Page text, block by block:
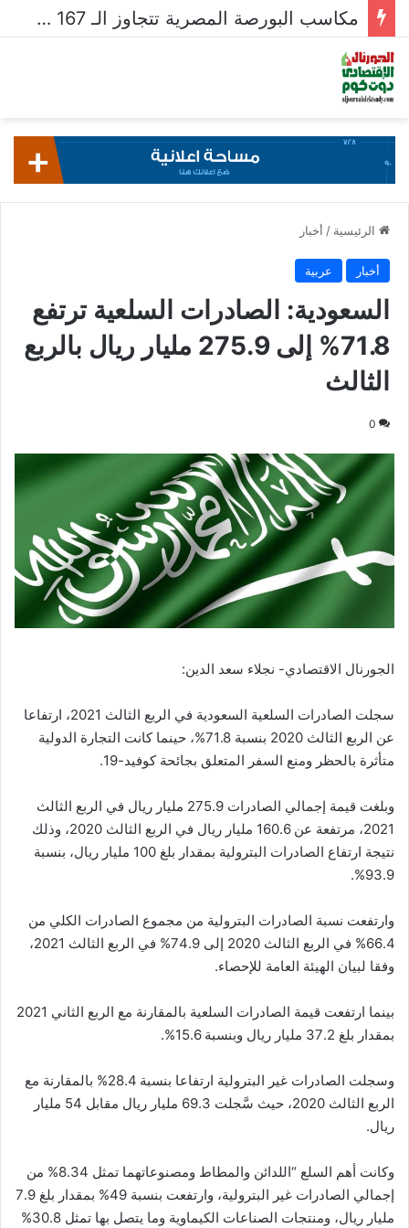
مكاسب البورصة المصرية تتجاوز الـ 167 مليار جنيه خلال أسبوع
الرئيسية / أخبار
أخبار عربية
السعودية: الصادرات السلعية ترتفع
71.8% إلى 275.9 مليار ريال بالربع
الثالث
0
الجورنال الاقتصادي- نجلاء سعد الدين:
سجلت الصادرات السلعية السعودية في الربع الثالث 2021، ارتفاعا
عن الربع الثالث 2020 بنسبة 71.8%، حينما كانت التجارة الدولية
متأثرة بالحظر ومنع السفر المتعلق بجائحة كوفيد-19.
وبلغت قيمة إجمالي الصادرات 275.9 مليار ريال في الربع الثالث
2021، مرتفعة عن 160.6 مليار ريال في الربع الثالث 2020، وذلك
نتيجة ارتفاع الصادرات البترولية بمقدار بلغ 100 مليار ريال، بنسبة
93.9%.
وارتفعت نسبة الصادرات البترولية من مجموع الصادرات الكلي من
66.4% في الربع الثالث 2020 إلى 74.9% في الربع الثالث 2021،
وفقا لبيان الهيئة العامة للإحصاء.
بينما ارتفعت قيمة الصادرات السلعية بالمقارنة مع الربع الثاني 2021
بمقدار بلغ 37.2 مليار ريال وبنسبة 15.6%.
وسجلت الصادرات غير البترولية ارتفاعا بنسبة 28.4% بالمقارنة مع
الربع الثالث 2020، حيث سَّجلت 69.3 مليار ريال مقابل 54 مليار
ريال.
وكانت أهم السلع “اللدائن والمطاط ومصنوعاتهما تمثل 8.34% من
إجمالي الصادرات غير البترولية، وارتفعت بنسبة 49% بمقدار بلغ 7.9
مليار ريال، ومنتجات الصناعات الكيماوية وما يتصل بها تمثل 30.8%